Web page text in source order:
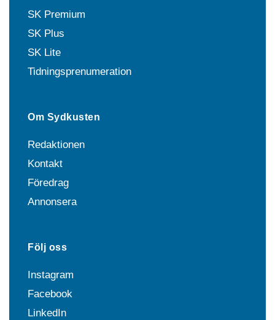
SK Premium
SK Plus
SK Lite
Tidningsprenumeration
Om Sydkusten
Redaktionen
Kontakt
Föredrag
Annonsera
Följ oss
Instagram
Facebook
LinkedIn